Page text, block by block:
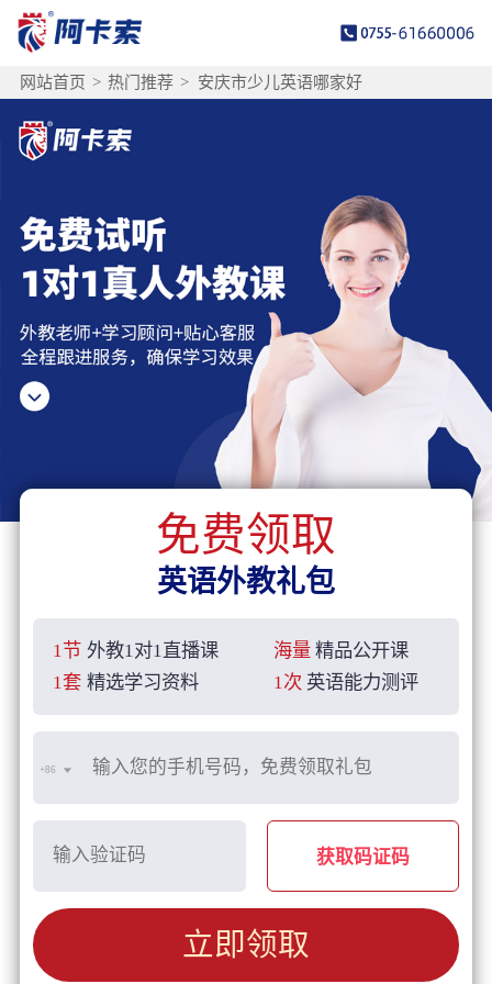
网站首页 > 热门推荐 > 安庆市少儿英语哪家好
免费领取
英语外教礼包
1节 外教1对1直播课 海量 精品公开课
1套 精选学习资料 1次 英语能力测评
+86
获取码证码
立即领取